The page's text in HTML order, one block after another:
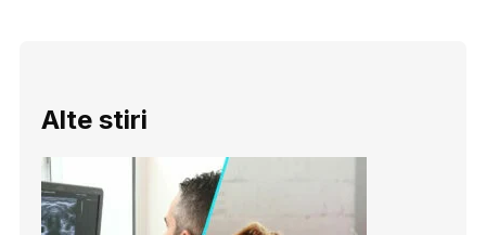
Alte stiri